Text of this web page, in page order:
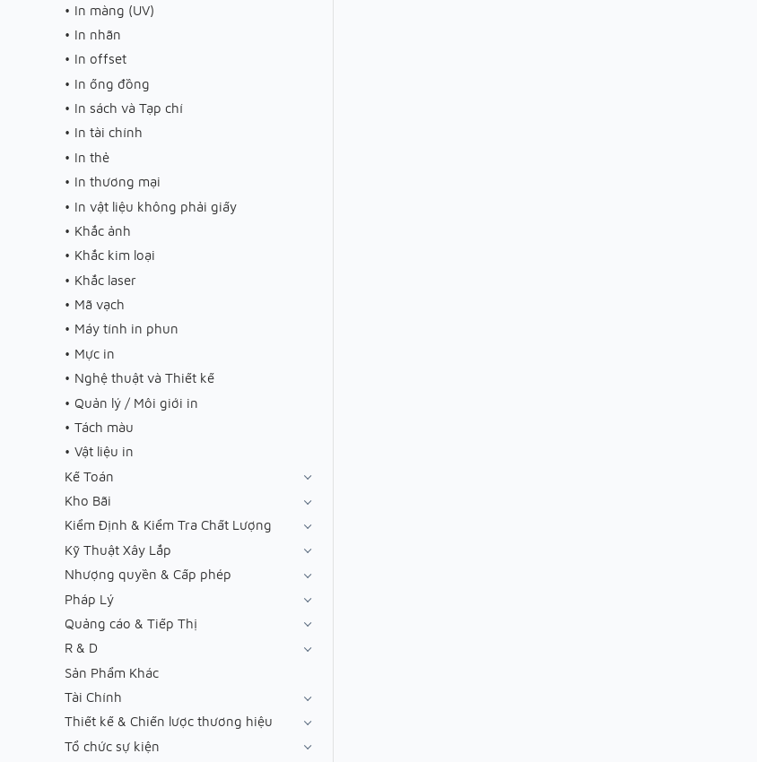
In màng (UV)
In nhãn
In offset
In ống đồng
In sách và Tạp chí
In tài chính
In thẻ
In thương mại
In vật liệu không phải giấy
Khắc ảnh
Khắc kim loại
Khắc laser
Mã vạch
Máy tính in phun
Mực in
Nghệ thuật và Thiết kế
Quản lý / Môi giới in
Tách màu
Vật liệu in
Kế Toán
Kho Bãi
Kiểm Định & Kiểm Tra Chất Lượng
Kỹ Thuật Xây Lắp
Nhượng quyền & Cấp phép
Pháp Lý
Quảng cáo & Tiếp Thị
R & D
Sản Phẩm Khác
Tài Chính
Thiết kế & Chiến lược thương hiệu
Tổ chức sự kiện